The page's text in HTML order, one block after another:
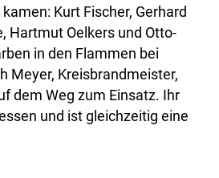
Kurt Fischer, Gerhard
Hartmut Oelkers und Otto-
in den Flammen bei
Meyer, Kreisbrandmeister,
dem Weg zum Einsatz. Ihr
und ist gleichzeitig eine